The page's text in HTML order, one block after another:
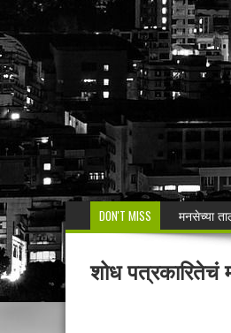
DON'T MISS
मनसेच्या
वरोरा येथे
🚨
शोध पत्रकारितेचं